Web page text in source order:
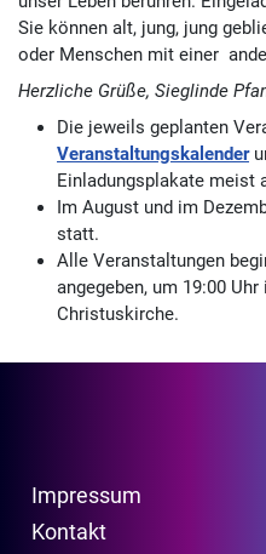
Sie können alt, jung, jung
oder Menschen mit einer
Herzliche Grüße, Sieglinde
Die jeweils geplanten
Veranstaltungskalender
Einladungsplakate meist
Im August und im
statt.
Alle Veranstaltungen
angegeben, um 19:00
Christuskirche.
Impressum
Kontakt